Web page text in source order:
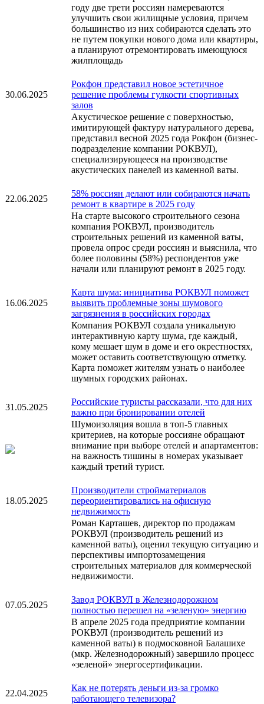
году две трети россиян намереваются
улучшить свои жилищные условия, причем
большинство из них собираются сделать это
не путем покупки нового дома или квартиры,
а планируют отремонтировать имеющуюся
жилплощадь
30.06.2025
Рокфон представил новое эстетичное
решение проблемы гулкости спортивных
залов
Акустическое решение с поверхностью,
имитирующей фактуру натурального дерева,
представил весной 2025 года Рокфон (бизнес-
подразделение компании РОКВУЛ),
специализирующееся на производстве
акустических панелей из каменной ваты.
22.06.2025
58% россиян делают или собираются начать
ремонт в квартире в 2025 году
На старте высокого строительного сезона
компания РОКВУЛ, производитель
строительных решений из каменной ваты,
провела опрос среди россиян и выяснила, что
более половины (58%) респондентов уже
начали или планируют ремонт в 2025 году.
16.06.2025
Карта шума: инициатива РОКВУЛ поможет
выявить проблемные зоны шумового
загрязнения в российских городах
Компания РОКВУЛ создала уникальную
интерактивную карту шума, где каждый,
кому мешает шум в доме и его окрестностях,
может оставить соответствующую отметку.
Карта поможет жителям узнать о наиболее
шумных городских районах.
31.05.2025
Российские туристы рассказали, что для них
важно при бронировании отелей
Шумоизоляция вошла в топ-5 главных
критериев, на которые россияне обращают
внимание при выборе отелей и апартаментов:
на важность тишины в номерах указывает
каждый третий турист.
18.05.2025
Производители стройматериалов
переориентировались на офисную
недвижимость
Роман Карташев, директор по продажам
РОКВУЛ (производитель решений из
каменной ваты), оценил текущую ситуацию и
перспективы импортозамещения
строительных материалов для коммерческой
недвижимости.
07.05.2025
Завод РОКВУЛ в Железнодорожном
полностью перешел на «зеленую» энергию
В апреле 2025 года предприятие компании
РОКВУЛ (производитель решений из
каменной ваты) в подмосковной Балашихе
(мкр. Железнодорожный) завершило процесс
«зеленой» энергосертификации.
22.04.2025
Как не потерять деньги из-за громко
работающего телевизора?